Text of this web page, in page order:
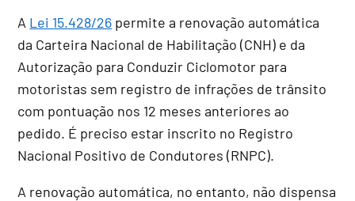
A Lei 15.428/26 permite a renovação automática
da Carteira Nacional de Habilitação (CNH) e da
Autorização para Conduzir Ciclomotor para
motoristas sem registro de infrações de trânsito
com pontuação nos 12 meses anteriores ao
pedido. É preciso estar inscrito no Registro
Nacional Positivo de Condutores (RNPC).
A renovação automática, no entanto, não dispensa